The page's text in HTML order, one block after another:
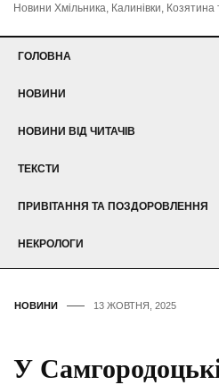
Новини Хмільника, Калинівки,
ГОЛОВНА
НОВИНИ
НОВИНИ ВІД ЧИТАЧІВ
ТЕКСТИ
ПРИВІТАННЯ ТА ПОЗДОРОВЛЕННЯ
НЕКРОЛОГИ
НОВИНИ 13 ЖОВТНЯ, 2025
У